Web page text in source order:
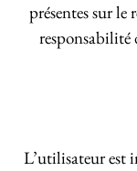
présentes sur le
L’utilisateur est